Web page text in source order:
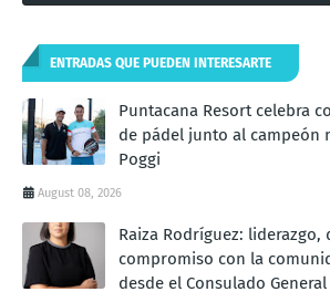
ENTRADAS QUE PUEDEN INTERESARTE
Puntacana Resort celebra
de pádel junto al campeón
Poggi
August 08, 2026
Raiza Rodríguez: liderazgo,
compromiso con la
desde el Consulado